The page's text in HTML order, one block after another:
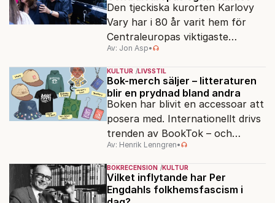
Den tjeckiska kurorten Karlovy
Vary har i 80 år varit hem för
Centraleuropas viktigaste
filmfestival – en plats där
Hollywoodglans möter
egensinnighet.
Av: Jon Asp•
KULTUR LIVSSTIL
Bok-merch säljer – litteraturen
blir en prydnad bland andra
Boken har blivit en accessoar att
posera med. Internationellt drivs
trenden av BookTok – och
förlagen följer efter.
Av: Henrik Lenngren•
BOKRECENSION KULTUR
Vilket inflytande har Per
Engdahls folkhemsfascism i